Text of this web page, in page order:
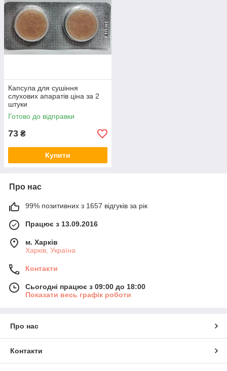
Капсула для сушіння
слухових апаратів ціна за 2
штуки
Готово до відправки
73 ₴
Купити
Про нас
99% позитивних з 1657 відгуків за рік
Працює з 13.09.2016
м. Харків
Харків, Україна
Контакти
Сьогодні працює з 09:00 до 18:00
Показати весь графік роботи
Про нас
Контакти